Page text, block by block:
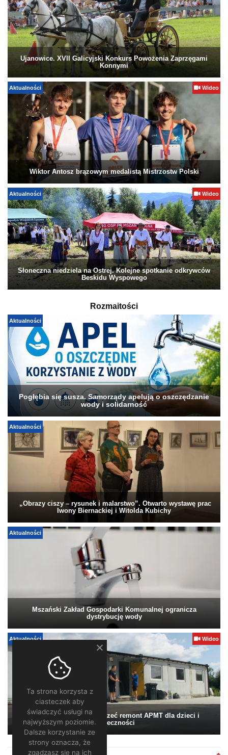
Ujanowice. XVII Galicyjski Konkurs Powożenia Zaprzęgami
Konnymi
Aktualności Wideo
Wiktor Antosz brązowym medalistą Mistrzostw Polski
Aktualności Wideo
Słoneczna niedziela na Ostrej. Kolejne spotkanie odkrywców
Beskidu Wyspowego
Rozmaitości
Aktualności
Pogłębia się susza. Samorządy apelują o oszczędzanie
wody i solidarność
Aktualności
„Obrazy ciszy – rysunek i malarstwo”. Otwarto wystawę prac
Iwony Biernackiej i Witolda Kubichy
Aktualności
Mszański Zakład Gospodarki Komunalnej ogranicza
dystrybucję wody
Aktualności Wideo
Pomagamy. Warto wesprzeć remont APMT dla dzieci i
społeczności
Ta strona korzysta z
ciasteczek aby
świadczyć usługi na
najwyższym poziomie.
Dalsze korzystanie ze
strony oznacza, że
zgadzasz się na ich